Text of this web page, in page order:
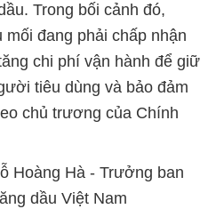
Trong bối cảnh đó,
mối đang phải chấp nhận
chi phí vận hành để giữ
tiêu dùng và bảo đảm
chủ trương của Chính
Hoàng Hà - Trưởng ban
dầu Việt Nam